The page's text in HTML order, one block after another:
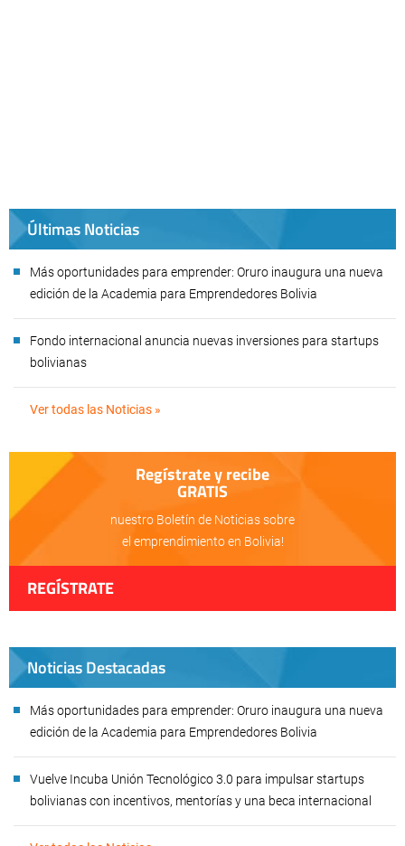
Últimas Noticias
Más oportunidades para emprender: Oruro inaugura una nueva
edición de la Academia para Emprendedores Bolivia
Fondo internacional anuncia nuevas inversiones para startups
bolivianas
Ver todas las Noticias »
Regístrate y recibe
GRATIS
nuestro Boletín de Noticias sobre
el emprendimiento en Bolivia!
REGÍSTRATE
Noticias Destacadas
Más oportunidades para emprender: Oruro inaugura una nueva
edición de la Academia para Emprendedores Bolivia
Vuelve Incuba Unión Tecnológico 3.0 para impulsar startups
bolivianas con incentivos, mentorías y una beca internacional